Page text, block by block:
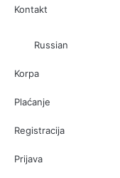
Kontakt
Russian
Korpa
Plaćanje
Registracija
Prijava